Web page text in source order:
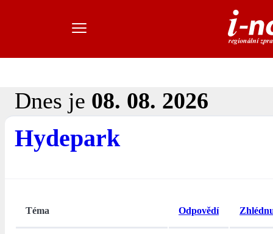
Dnes je 08. 08. 2026
Hydepark
Téma Odpovědí